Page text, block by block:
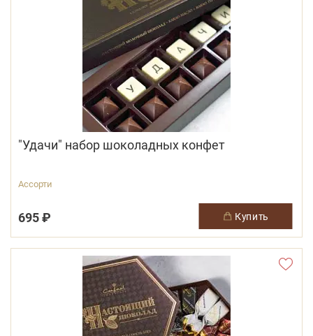
"Удачи" набор шоколадных конфет
Ассорти
695 ₽ купить